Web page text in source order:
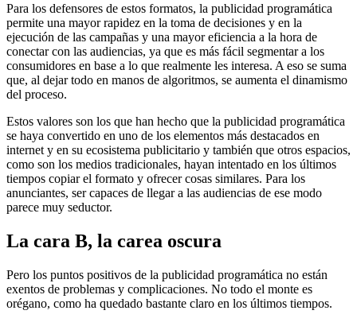
Para los defensores de estos formatos, la publicidad programática
permite una mayor rapidez en la toma de decisiones y en la
ejecución de las campañas y una mayor eficiencia a la hora de
conectar con las audiencias, ya que es más fácil segmentar a los
consumidores en base a lo que realmente les interesa. A eso se suma
que, al dejar todo en manos de algoritmos, se aumenta el dinamismo
del proceso.
Estos valores son los que han hecho que la publicidad programática
se haya convertido en uno de los elementos más destacados en
internet y en su ecosistema publicitario y también que otros espacios,
como son los medios tradicionales, hayan intentado en los últimos
tiempos copiar el formato y ofrecer cosas similares. Para los
anunciantes, ser capaces de llegar a las audiencias de ese modo
parece muy seductor.
La cara B, la carea oscura
Pero los puntos positivos de la publicidad programática no están
exentos de problemas y complicaciones. No todo el monte es
orégano, como ha quedado bastante claro en los últimos tiempos.